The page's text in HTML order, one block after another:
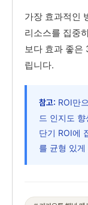
가장 효과적인
리소스를 집중
보다 효과 좋은
립니다.
참고: ROI만
드 인지도
단기 ROI에
를 균형 있